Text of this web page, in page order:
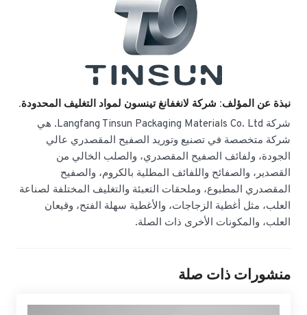
نبذة عن المؤلف: شركة لانغفانغ تينسون لمواد التغليف المحدودة.
شركة Langfang Tinsun Packaging Materials Co. Ltd. هي
شركة متخصصة في تصنيع وتوريد الصفيح المقصدري عالي
الجودة، ولفائف الصفيح المقصدري، والصلب الخالي من
القصدير، والصفائح واللفائف المطلية بالكروم، والصفيح
المقصدري المطبوع، وملحقات التعبئة والتغليف المختلفة لصناعة
العلب، مثل أغطية الزجاجات، والأغطية سهلة الفتح، وقيعان
العلب، والمكونات الأخرى ذات الصلة.
منشورات ذات صلة